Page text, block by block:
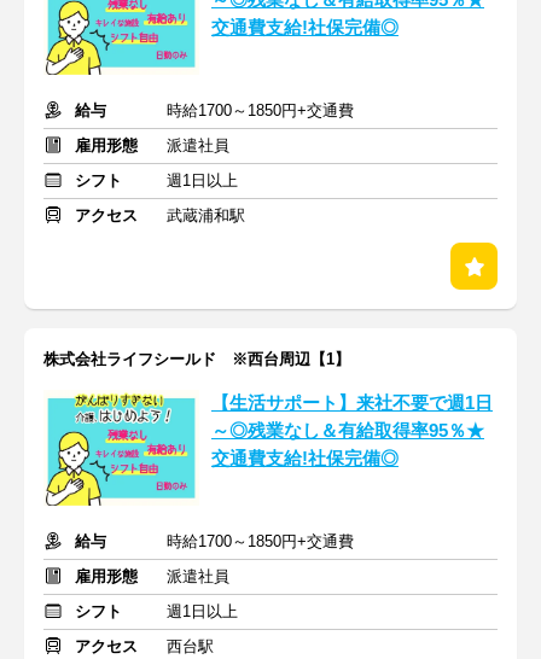
交通費支給!社保完備◎
給与
時給1700～1850円+交通費
雇用形態
派遣社員
シフト
週1日以上
アクセス
武蔵浦和駅
株式会社ライフシールド ※西台周辺【1】
【生活サポート】来社不要で週1日
～◎残業なし＆有給取得率95％★
交通費支給!社保完備◎
給与
時給1700～1850円+交通費
雇用形態
派遣社員
シフト
週1日以上
アクセス
西台駅